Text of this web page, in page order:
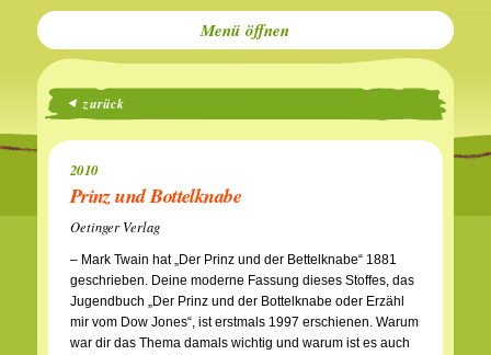
Menü
zurück
2010
Prinz und Bottelknabe
Oetinger Verlag
– Mark Twain hat „Der Prinz und der Bettelknabe“ 1881
geschrieben. Deine moderne Fassung dieses Stoffes, das
Jugendbuch „Der Prinz und der Bottelknabe oder Erzähl
mir vom Dow Jones“, ist erstmals 1997 erschienen. Warum
war dir das Thema damals wichtig und warum ist es auch